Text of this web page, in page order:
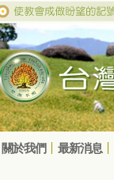
關於我們 最新消息